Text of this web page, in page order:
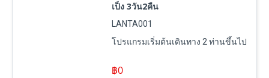
เป็ง 3วัน2คืน
LANTA001
โปรแกรมเริ่มต้นเดินทาง 2 ท่านขึ้นไป
฿0